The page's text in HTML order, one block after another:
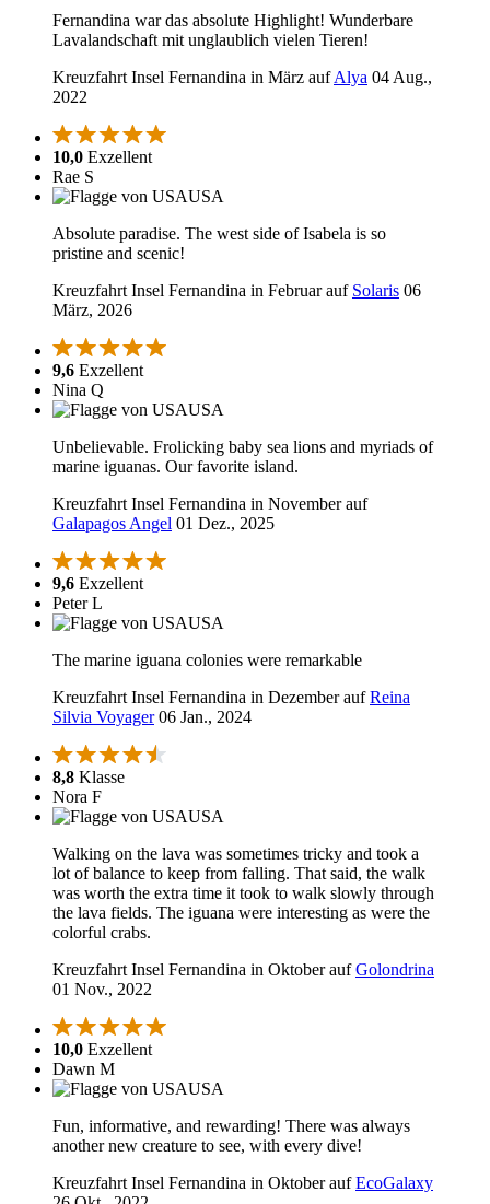
Fernandina war das absolute Highlight! Wunderbare
Lavalandschaft mit unglaublich vielen Tieren!
Kreuzfahrt Insel Fernandina in März aufAlya 04 Aug.,
2022
10,0 Exzellent
Rae S
USA
Absolute paradise. The west side of Isabela is so
pristine and scenic!
Kreuzfahrt Insel Fernandina in Februar auf Solaris 06
März, 2026
9,6 Exzellent
Nina Q
USA
Unbelievable. Frolicking baby sea lions and myriads of
marine iguanas. Our favorite island.
Kreuzfahrt Insel Fernandina in November auf
Galapagos Angel 01 Dez., 2025
9,6 Exzellent
Peter L
USA
The marine iguana colonies were remarkable
Kreuzfahrt Insel Fernandina in Dezember aufReina
Silvia Voyager 06 Jan., 2024
8,8 Klasse
Nora F
USA
Walking on the lava was sometimes tricky and took a
lot of balance to keep from falling. That said, the walk
was worth the extra time it took to walk slowly through
the lava fields. The iguana were interesting as were the
colorful crabs.
Kreuzfahrt Insel Fernandina in Oktober aufGolondrina
01 Nov., 2022
10,0 Exzellent
Dawn M
USA
Fun, informative, and rewarding! There was always
another new creature to see, with every dive!
Kreuzfahrt Insel Fernandina in Oktober aufEcoGalaxy